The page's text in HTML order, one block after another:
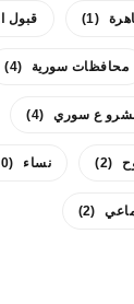
(1) قبول
محافظات سورية (4)
ع سوري (4)
(2) نساء (10)
(2)